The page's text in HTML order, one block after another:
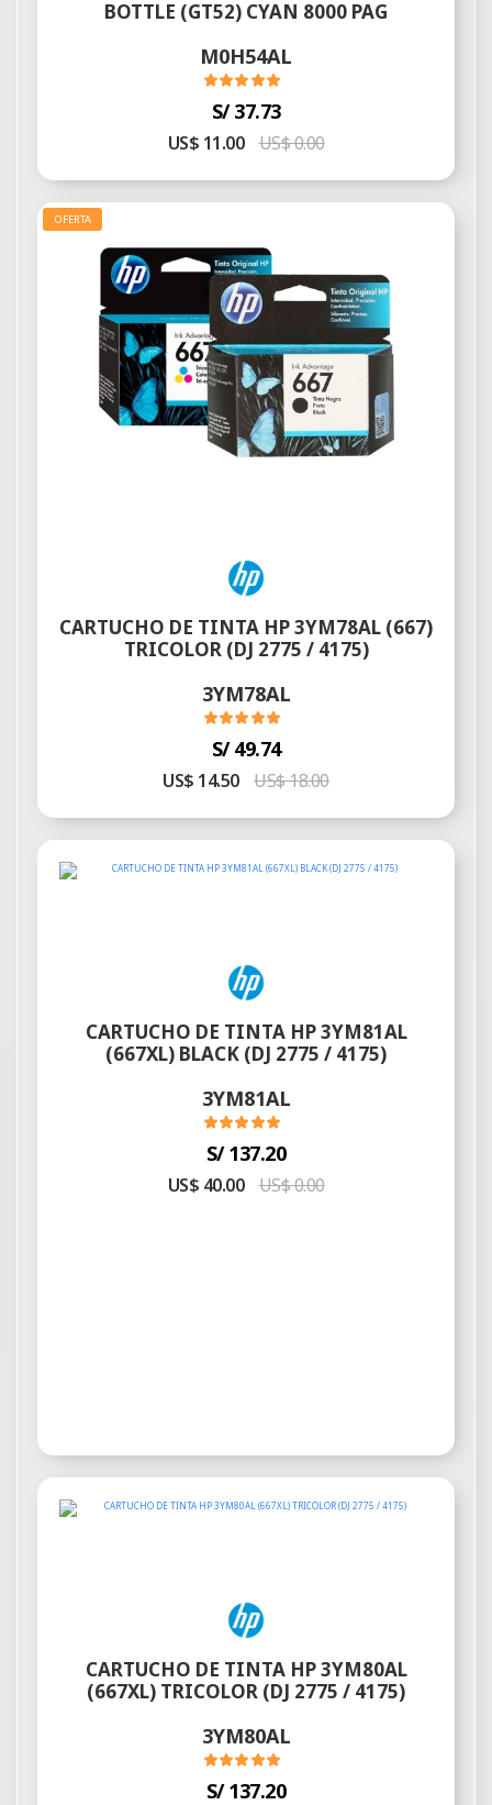
BOTTLE (GT52) CYAN 8000 PAG
M0H54AL
S/ 37.73
US$ 11.00 US$ 0.00
OFERTA
CARTUCHO DE TINTA HP 3YM78AL (667)
TRICOLOR (DJ 2775 / 4175)
3YM78AL
S/ 49.74
US$ 14.50 US$ 18.00
CARTUCHO DE TINTA HP 3YM81AL
(667XL) BLACK (DJ 2775 / 4175)
3YM81AL
S/ 137.20
US$ 40.00 US$ 0.00
CARTUCHO DE TINTA HP 3YM80AL
(667XL) TRICOLOR (DJ 2775 / 4175)
3YM80AL
S/ 137.20